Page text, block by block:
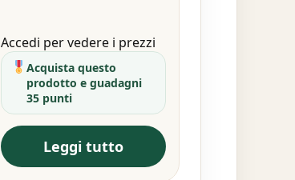
Accedi per vedere i prezzi
Acquista questo
prodotto e guadagni
35 punti
Leggi tutto